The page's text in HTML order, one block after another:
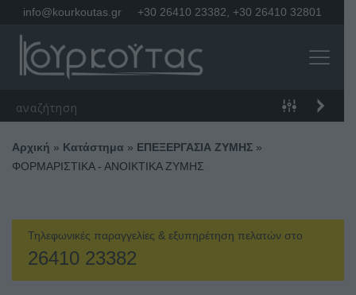
info@kourkoutas.gr +30 26410 23382 +30 26410 32801
Αρχική » Κατάστημα » ΕΠΕΞΕΡΓΑΣΙΑ ΖΥΜΗΣ »
ΦΟΡΜΑΡΙΣΤΙΚΑ - ΑΝΟΙΚΤΙΚΑ ΖΥΜΗΣ
Τηλεφωνικές παραγγελίες & εξυπηρέτηση πελατών στο
26410 23382